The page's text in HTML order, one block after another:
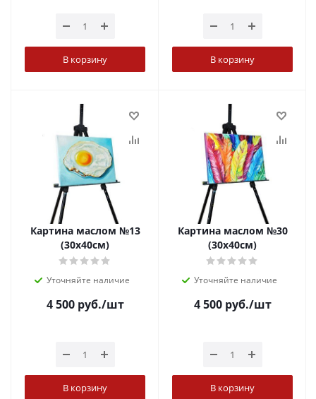
В корзину В корзину
Картина маслом №13
(30х40см)
Уточняйте наличие
4 500руб./шт
В корзину
Картина маслом №30
(30х40см)
Уточняйте наличие
4 500руб./шт
В корзину